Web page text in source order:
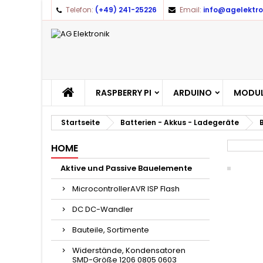
Telefon: (+49) 241-25226 Email:
RASPBERRY PI ARDUINO
Startseite Batterien - Akkus - Ladegeräte
HOME
Aktive und Passive Bauelemente
MicrocontrollerAVR ISP Flash
DC DC-Wandler
Bauteile, Sortimente
Widerstände, Kondensatoren
SMD-Größe 1206 0805 0603